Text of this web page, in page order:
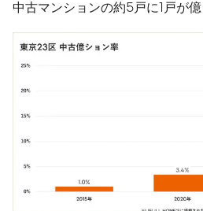
中古マンションの約5戸に1戸が